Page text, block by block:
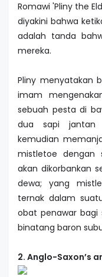
Romawi 'Pliny the
diyakini bahwa
adalah tanda
mereka.
Pliny menyatakan
imam
sebuah pesta di
dua sapi jantan
kemudian
mistletoe dengan
akan dikorbankan
dewa; yang
ternak dalam
obat penawar
binatang baron
2. Anglo-Saxon’s